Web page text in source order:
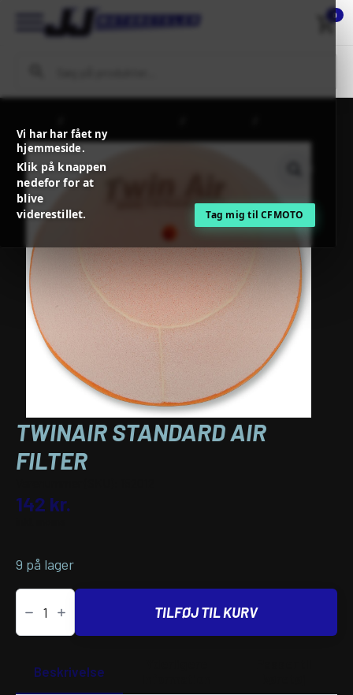
Vi har har fået ny
hjemmeside.
Klik på knappen
nedefor for at
blive
viderestillet.
Tag mig til CFMOTO
0
STANDARD AIR FILTER
TWINAIR STANDARD AIR
FILTER
142 kr.
9 på lager
TwinAir
STANDARD
AIR
FILTER
TILFØJ TIL KURV
Beskrivelse